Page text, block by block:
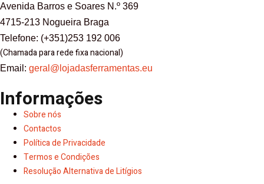
Avenida Barros e Soares N.º 369
4715-213 Nogueira Braga
Telefone: (+351)253 192 006
(Chamada para rede fixa nacional)
Email: geral@lojadasferramentas.eu
Informações
Sobre nós
Contactos
Política de Privacidade
Termos e Condições
Resolução Alternativa de Litígios